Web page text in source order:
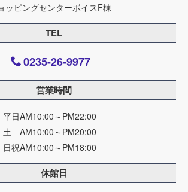
ッピングセンターボイスF棟
TEL
0235-26-9977
営業時間
平日AM10:00～PM22:00
土 AM10:00～PM20:00
日祝AM10:00～PM18:00
休館日